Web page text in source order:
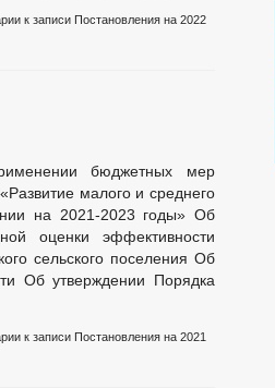
к записи Постановления на 2022
бюджетных мер
малого и среднего
на 2021-2023 годы» Об
оценки эффективности
сельского поселения Об
Об утверждении Порядка
к записи Постановления на 2021